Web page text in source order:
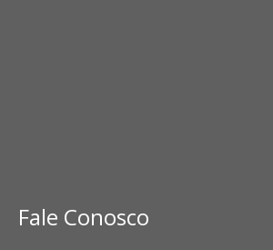
Fale Conosco